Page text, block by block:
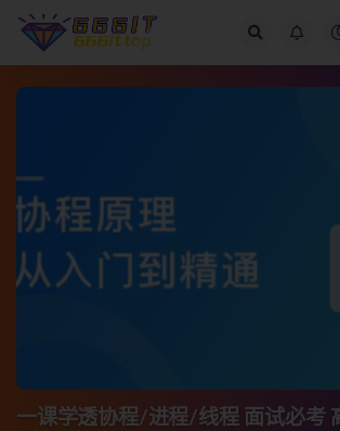
一课学透协程/进程/线程 面试必考